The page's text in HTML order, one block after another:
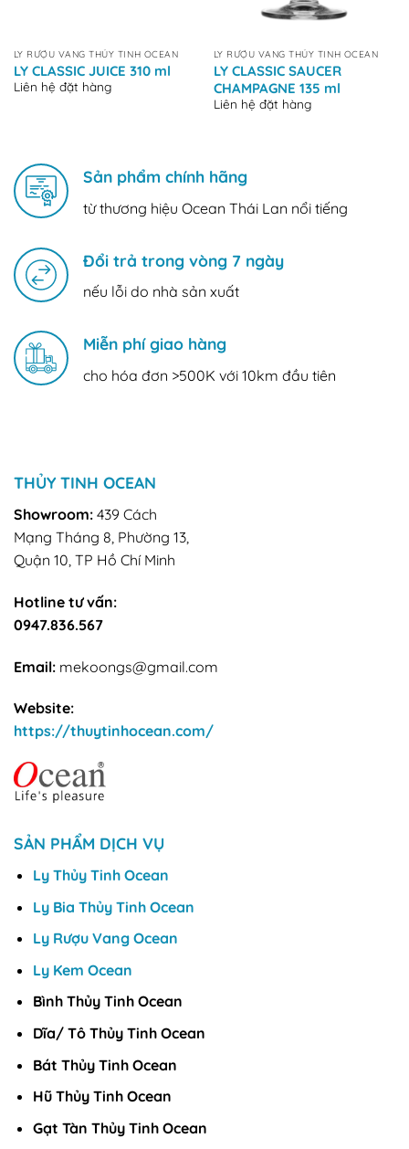
LY RƯỢU VANG THỦY TINH OCEAN
LY CLASSIC JUICE 310 ml
Liên hệ đặt hàng
LY RƯỢU VANG THỦY TINH OCEAN
LY CLASSIC SAUCER
CHAMPAGNE 135 ml
Liên hệ đặt hàng
Sản phẩm chính hãng
từ thương hiệu Ocean Thái Lan nổi tiếng
Đổi trả trong vòng 7 ngày
nếu lỗi do nhà sản xuất
Miễn phí giao hàng
cho hóa đơn >500K với 10km đầu tiên
THỦY TINH OCEAN
Showroom: 439 Cách
Mạng Tháng 8, Phường 13,
Quận 10, TP Hồ Chí Minh
Hotline tư vấn:
0947.836.567
Email: mekoongs@gmail.com
Website:
https://thuytinhocean.com/
SẢN PHẨM DỊCH VỤ
Ly Thủy Tinh Ocean
Ly Bia Thủy Tinh Ocean
Ly Rượu Vang Ocean
Ly Kem Ocean
Bình Thủy Tinh Ocean
Dĩa/ Tô Thủy Tinh Ocean
Bát Thủy Tinh Ocean
Hũ Thủy Tinh Ocean
Gạt Tàn Thủy Tinh Ocean